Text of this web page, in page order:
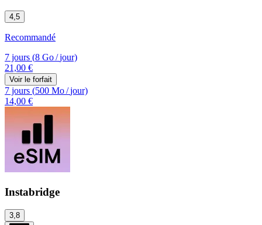
4,5
Recommandé
7 jours (8 Go/jour)
21,00 €
Voir le forfait
7 jours (500 Mo/jour)
14,00 €
Instabridge
3,8